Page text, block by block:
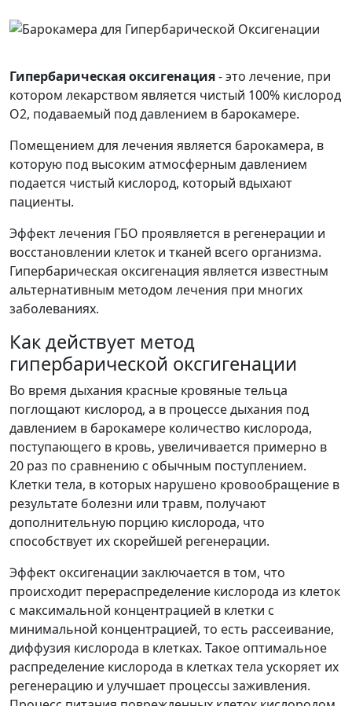
Гипербарическая оксигенация- это лечение, при
котором лекарством является чистый 100% кислород
О2, подаваемый под давлением в барокамере.
Помещением для лечения является барокамера, в
которую под высоким атмосферным давлением
подается чистый кислород, который вдыхают
пациенты.
Эффект лечения ГБО проявляется в регенерации и
восстановлении клеток и тканей всего организма.
Гипербарическая оксигенация является известным
альтернативным методом лечения при многих
заболеваниях.
Как действует метод
гипербарической оксгигенации
Во время дыхания красные кровяные тельца
поглощают кислород, а в процессе дыхания под
давлением в барокамере количество кислорода,
поступающего в кровь, увеличивается примерно в
20 раз по сравнению с обычным поступлением.
Клетки тела, в которых нарушено кровообращение в
результате болезни или травм, получают
дополнительную порцию кислорода, что
способствует их скорейшей регенерации.
Эффект оксигенации заключается в том, что
происходит перераспределение кислорода из клеток
с максимальной концентрацией в клетки с
минимальной концентрацией, то есть рассеивание,
диффузия кислорода в клетках. Такое оптимальное
распределение кислорода в клетках тела ускоряет их
регенерацию и улучшает процессы заживления.